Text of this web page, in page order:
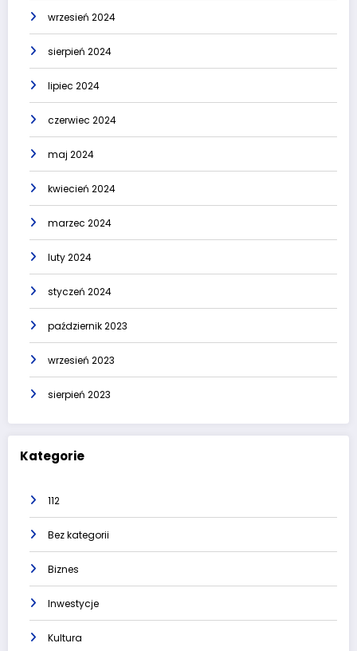
wrzesień 2024
sierpień 2024
lipiec 2024
czerwiec 2024
maj 2024
kwiecień 2024
marzec 2024
luty 2024
styczeń 2024
październik 2023
wrzesień 2023
sierpień 2023
Kategorie
112
Bez kategorii
Biznes
Inwestycje
Kultura